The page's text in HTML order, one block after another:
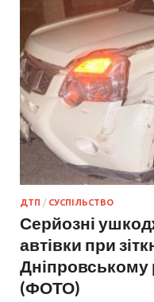
ДТП / СУСПІЛЬСТВО
Серйозні
автівки при
Дніпровському
(ФОТО)